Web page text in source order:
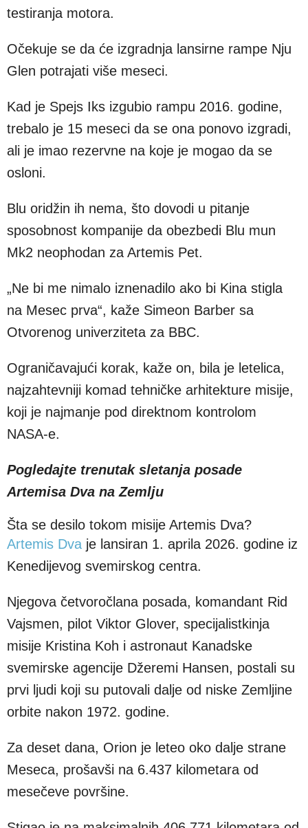
testiranja motora.
Očekuje se da će izgradnja lansirne rampe Nju
Glen potrajati više meseci.
Kad je Spejs Iks izgubio rampu 2016. godine,
trebalo je 15 meseci da se ona ponovo izgradi,
ali je imao rezervne na koje je mogao da se
osloni.
Blu oridžin ih nema, što dovodi u pitanje
sposobnost kompanije da obezbedi Blu mun
Mk2 neophodan za Artemis Pet.
„Ne bi me nimalo iznenadilo ako bi Kina stigla
na Mesec prva“, kaže Simeon Barber sa
Otvorenog univerziteta za BBC.
Ograničavajući korak, kaže on, bila je letelica,
najzahtevniji komad tehničke arhitekture misije,
koji je najmanje pod direktnom kontrolom
NASA-e.
Pogledajte trenutak sletanja posade
Artemisa Dva na Zemlju
Šta se desilo tokom misije Artemis Dva?
Artemis Dva je lansiran 1. aprila 2026. godine iz
Kenedijevog svemirskog centra.
Njegova četvoročlana posada, komandant Rid
Vajsmen, pilot Viktor Glover, specijalistkinja
misije Kristina Koh i astronaut Kanadske
svemirske agencije Džeremi Hansen, postali su
prvi ljudi koji su putovali dalje od niske Zemljine
orbite nakon 1972. godine.
Za deset dana, Orion je leteo oko dalje strane
Meseca, prošavši na 6.437 kilometara od
mesečeve površine.